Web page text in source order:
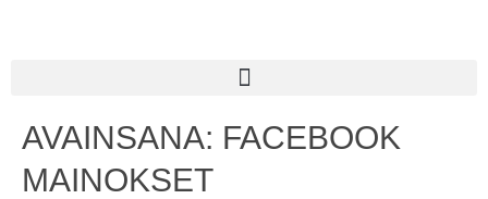
AVAINSANA: FACEBOOK
MAINOKSET